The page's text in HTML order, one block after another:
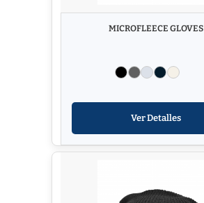
MICROFLEECE GLOVES
Ver Detalles